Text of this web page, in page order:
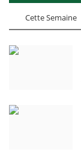
Cette Semaine